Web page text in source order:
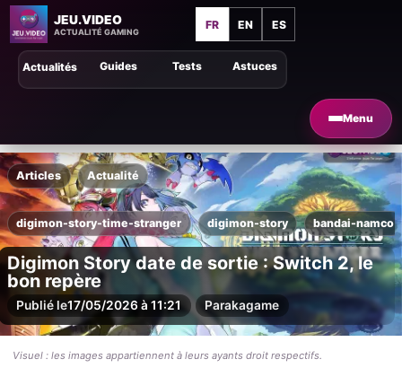
JEU.VIDEO
ACTUALITÉ GAMING
FR EN ES
Menu
Astuces
Guides Tests
Actualités
Articles Actualité
digimon-story-time-stranger digimon-story bandai-namco
Digimon Story date de sortie : Switch 2, le
bon repère
Publié le17/05/2026 à 11:21 Parakagame
Visuel : les images appartiennent à leurs ayants droit respectifs.